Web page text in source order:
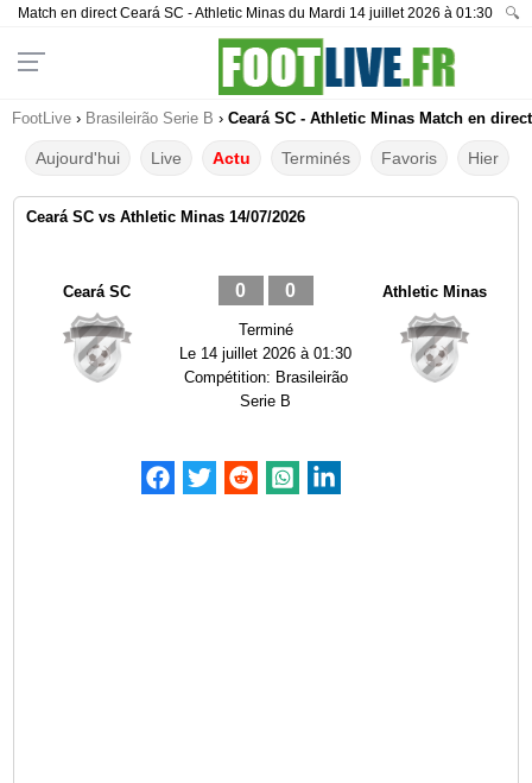
Match en direct Ceará SC - Athletic Minas du Mardi 14 juillet 2026 à 01:30 🔍
FootLive › Brasileirão Serie B › Ceará SC - Athletic Minas Match en
Aujourd'hui Live Actu Terminés Favoris Hier
Ceará SC vs Athletic Minas 14/07/2026
Ceará SC 0 0
Terminé
Le 14 juillet 2026 à 01:30
Compétition: Brasileirão
Serie B
Athletic Minas